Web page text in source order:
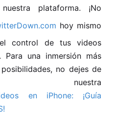
plataforma. ¡No
hoy mismo
control de tus videos
una inmersión más
no dejes de
nuestra
en iPhone: ¡Guía